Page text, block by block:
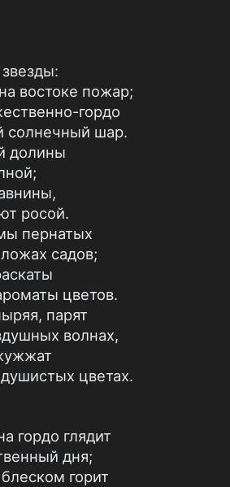
востоке пожар;
гордо
солнечный шар.
долины
росой.
пернатых
садов;
цветов.
парят
волнах,
цветах.
гордо глядит
дня;
горит